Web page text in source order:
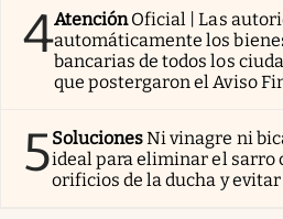
4AtenciónOficial | Las
automáticamente los
bancarias de todos los
que postergaron el Aviso
5SolucionesNi vinagre ni
ideal para eliminar el sarro
orificios de la ducha y